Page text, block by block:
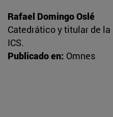
Rafael Domingo Oslé
Catedrático y titular de la
ICS.
Publicado en: Omnes